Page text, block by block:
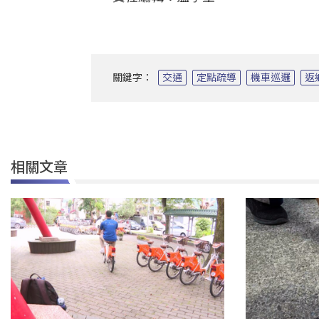
關鍵字： 交通 定點疏導 機車巡邏 返
相關文章